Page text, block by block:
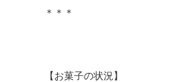
＊＊＊
【お菓子の状況】